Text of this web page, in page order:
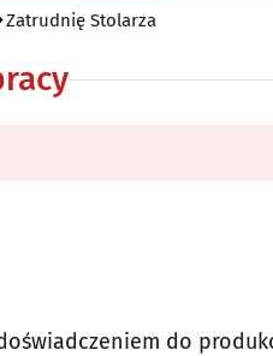
Zatrudnię Stolarza
do